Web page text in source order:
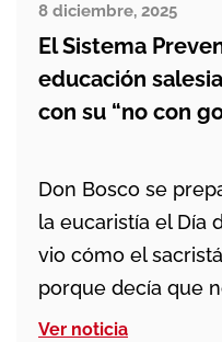
8 diciembre, 2025
El Sistema
educación
con su “no con
Don Bosco se
la eucaristía el Día
vio cómo el
porque decía que
Don Bosco se
Ver noticia